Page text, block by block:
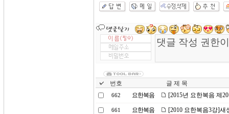
번호 글 제 목
662 요한복음 [2015년 요한복음 제
661 요한복음 [2010 요한복음3강]새